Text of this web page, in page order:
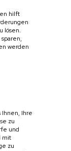
hilft
lösen.
werden
Ihre
zu
und
mit
zu